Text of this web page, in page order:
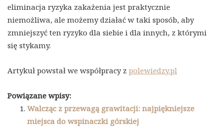
eliminacja ryzyka zakażenia jest praktycznie
niemożliwa, ale możemy działać w taki sposób, aby
zmniejszyć ten ryzyko dla siebie i dla innych, z którymi
się stykamy.
Artykuł powstał we współpracy z polewiedzy.pl
Powiązane wpisy:
Walcząc z przewagą grawitacji: najpiękniejsze
miejsca do wspinaczki górskiej